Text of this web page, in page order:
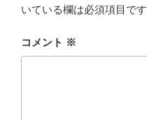
いている欄は必須項目です
コメント ※